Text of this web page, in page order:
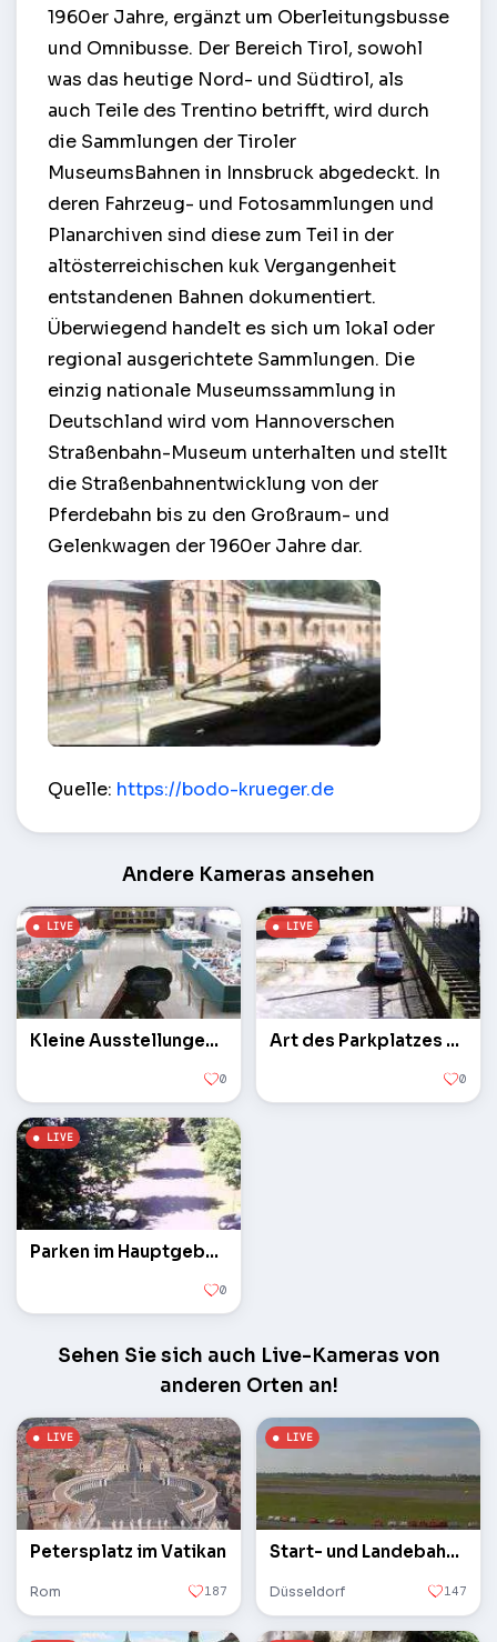
1960er Jahre, ergänzt um Oberleitungsbusse
und Omnibusse. Der Bereich Tirol, sowohl
was das heutige Nord- und Südtirol, als
auch Teile des Trentino betrifft, wird durch
die Sammlungen der Tiroler
MuseumsBahnen in Innsbruck abgedeckt. In
deren Fahrzeug- und Fotosammlungen und
Planarchiven sind diese zum Teil in der
altösterreichischen kuk Vergangenheit
entstandenen Bahnen dokumentiert.
Überwiegend handelt es sich um lokal oder
regional ausgerichtete Sammlungen. Die
einzig nationale Museumssammlung in
Deutschland wird vom Hannoverschen
Straßenbahn-Museum unterhalten und stellt
die Straßenbahnentwicklung von der
Pferdebahn bis zu den Großraum- und
Gelenkwagen der 1960er Jahre dar.
Quelle: https://bodo-krueger.de
Andere Kameras ansehen
Kleine Ausstellungen im Museum Straßenbahnen
0
Art des Parkplatzes neben dem Straßenbahnmuseum
0
Parken im Hauptgebäude der Museumsstraßenbahnen
0
Sehen Sie sich auch Live-Kameras von
anderen Orten an!
Petersplatz im Vatikan
Rom 187
Start- und Landebahn des Flughafens
Düsseldorf 147